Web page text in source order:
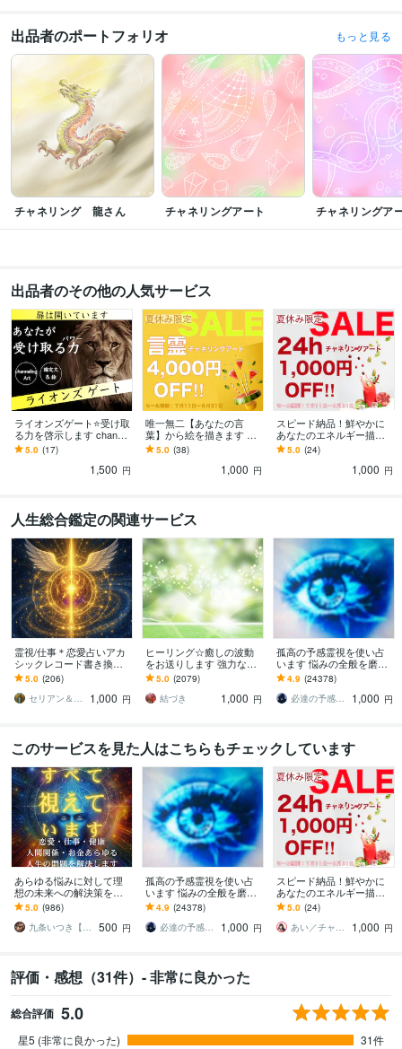
Google ドキュメント:3年 PowerPoint:11年
ChatGPT:1年
Adobe XD:1年MediBang Paint:4年FireAlpaca:4年
その他ツール
エネルギーアート:20年
神聖幾何学リーディング:11年
チャネリングアート:28年
語学力
英語 日常会話レベル
出品者のポートフォリオ もっと見る
チャネリング 龍さん チャネリングアート チャネリングア
出品者のその他の人気サービス
ライオンズゲート⭐️受け取
る力を啓示します channel
ing Art♡期間中にお届け♡
5.0 (17)
1,500 円
唯一無二【あなたの言
葉】から絵を描きます 心
に浮かぶ言葉✨アート解説
で安心✨恋愛：天命：使命
5.0 (38)
1,000 円
スピード納品！鮮やかに
あなたのエネルギー描き
ます 今のエネルギー状態
を目で見たいあなたへ✨
5.0 (24)
1,000 円
人生総合鑑定の関連サービス
霊視/仕事＊恋愛占いアカ
シックレコード書き換え
ます ご懐妊報告多数※恋愛
＊子宝＊不倫＊転職占い※
人生全般
5.0 (206)
セリアン＆ソル中央太陽
1,000 円
ヒーリング☆癒しの波動
をお送りします 強力な癒
しの波動をお送りしま
す。リピーター様も是非
どうぞ＾＾
5.0 (2079)
結づき
1,000 円
孤高の予感霊視を使い占
います 悩みの全般を磨き
上げ、研ぎ澄ました予感
より霊視により導きます
4.9 (24378)
必達の予感霊視 渡邊 潤一
1,000 円
このサービスを見た人はこちらもチェックしています
あらゆる悩みに対して理
想の未来への解決策を授
けます 人生が上手くいか
ないと悩んでいる人に未
来を好転させる魂の導き
5.0 (986)
九条いつき【高次元宇宙霊視師】
500 円
孤高の予感霊視を使い占
います 悩みの全般を磨き
上げ、研ぎ澄ました予感
より霊視により導きます
4.9 (24378)
必達の予感霊視 渡邊 潤一
1,000 円
スピード納品！鮮やかに
あなたのエネルギー描き
ます 今のエネルギー状態
を目で見たいあなたへ✨
5.0 (24)
あい／チャネリングアート✨夏SALE
1,000 円
評価・感想（31件）- 非常に良かった
総合評価 5.0
星5 (非常に良かった)
31件